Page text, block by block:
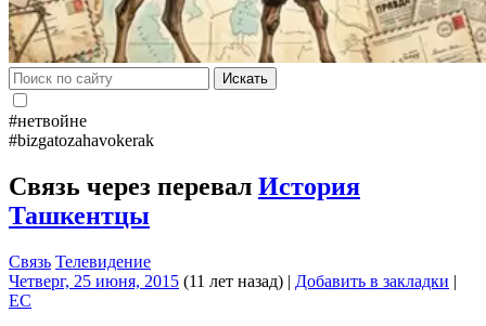
Искать
#нетвойне
#bizgatozahavokerak
Связь через перевал История
Ташкентцы
Связь Телевидение
Четверг, 25 июня, 2015 (11 лет назад) | Добавить в закладки |
EC